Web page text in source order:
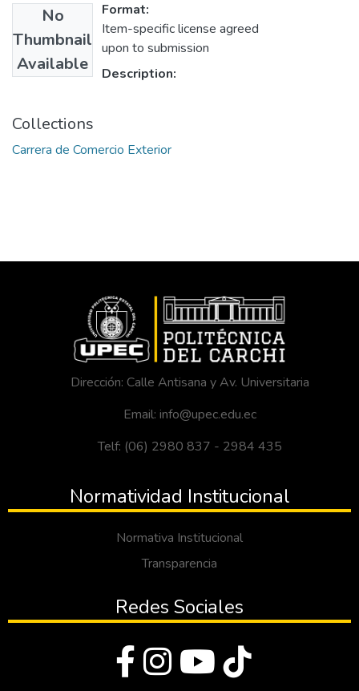
No
Thumbnail
Available
Format:
Item-specific license agreed
upon to submission
Description:
Collections
Carrera de Comercio Exterior
Dirección: Calle Antisana y Av. Universitaria
Email: info@upec.edu.ec
Telf: (06) 2980 837 - 2984 435
Normatividad Institucional
Normativa Institucional
Transparencia
Redes Sociales